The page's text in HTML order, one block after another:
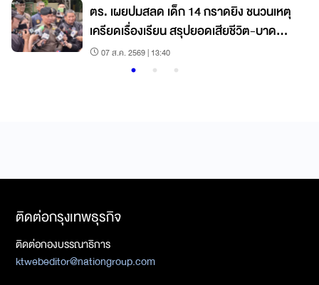
ตร. เผยปมสลด เด็ก 14 กราดยิง ชนวนเหตุ
เครียดเรื่องเรียน สรุปยอดเสียชีวิต-บาด
เจ็บ07 ส.ค. 2569 | 13:40
ติดต่อกรุงเทพธุรกิจ
ติดต่อกองบรรณาธิการ
ktwebeditor@nationgroup.com